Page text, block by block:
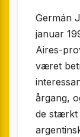
Germán
januar
Aires-
været
årgang,
de stærkt